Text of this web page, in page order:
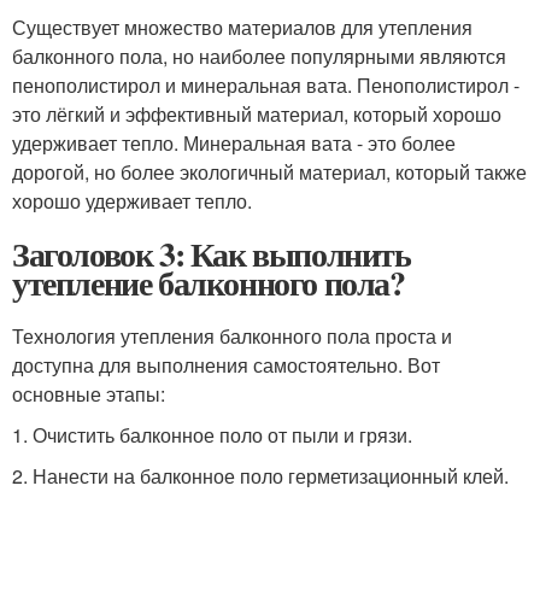
Существует множество материалов для утепления
балконного пола, но наиболее популярными являются
пенополистирол и минеральная вата. Пенополистирол -
это лёгкий и эффективный материал, который хорошо
удерживает тепло. Минеральная вата - это более
дорогой, но более экологичный материал, который также
хорошо удерживает тепло.
Заголовок 3: Как выполнить
утепление балконного пола?
Технология утепления балконного пола проста и
доступна для выполнения самостоятельно. Вот
основные этапы:
1. Очистить балконное поло от пыли и грязи.
2. Нанести на балконное поло герметизационный клей.